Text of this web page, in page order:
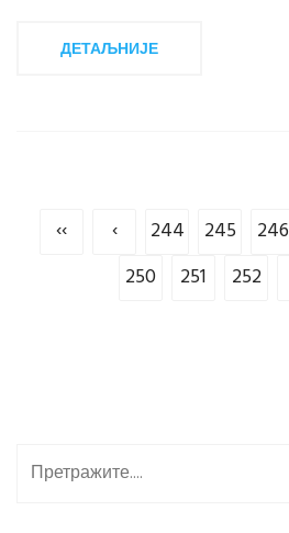
ДЕТАЉНИЈЕ
‹‹ ‹ 244 245 246
250
251 252